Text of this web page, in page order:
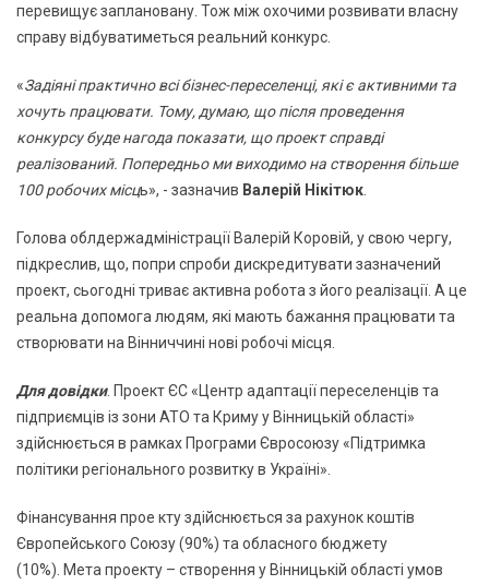
перевищує заплановану. Тож між охочими розвивати власну
справу відбуватиметься реальний конкурс.
«Задіяні практично всі бізнес-переселенці, які є активними та
хочуть працювати. Тому, думаю, що після проведення
конкурсу буде нагода показати, що проект справді
реалізований. Попередньо ми виходимо на створення більше
100 робочих місць», - зазначив Валерій Нікітюк
Голова облдержадміністрації Валерій Коровій, у свою чергу,
підкреслив, що, попри спроби дискредитувати зазначений
проект, сьогодні триває активна робота з його реалізації. А це
реальна допомога людям, які мають бажання працювати та
створювати на Вінниччині нові робочі місця.
Для довідки. Проект ЄС «Центр адаптації переселенців та
підприємців із зони АТО та Криму у Вінницькій області»
здійснюється в рамках Програми Євросоюзу «Підтримка
політики регіонального розвитку в Україні».
Фінансування прое кту здійснюється за рахунок коштів
Європейського Союзу (90%) та обласного бюджету
(10%). Мета проекту – створення у Вінницькій області умов